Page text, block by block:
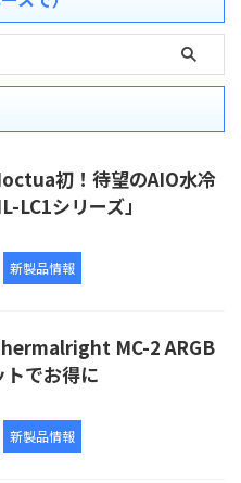
初！待望のAIO水冷
LC1シリーズ」
新製品情報
MC-2 ARGB
トでお得に
新製品情報